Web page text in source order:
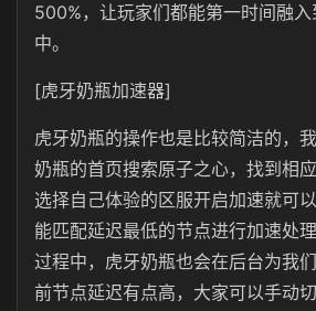
500%，让玩家们都能第一时间融
中。
[虎牙奶瓶加速器]
虎牙奶瓶的操作也是比较简洁的，
奶瓶的首页搜索原子之心，找到相
选择自己体验的区服开启加速就可
能匹配延迟最低的节点进行加速处
过程中，虎牙奶瓶也会在后台为我
前节点延迟有点高，大家可以手动